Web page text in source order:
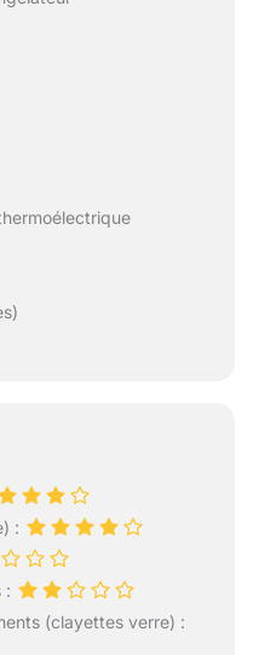
:
:
(clayettes verre) :